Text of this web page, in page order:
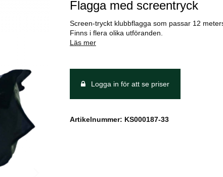
Flagga med screentryck
Screen-tryckt klubbflagga som passar 12
Finns i flera olika utföranden.
Läs mer
Logga in för att se priser
Artikelnummer: KS000187-33